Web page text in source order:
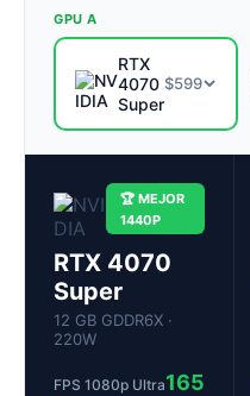
GPU A
RTX
4070
Super
$599
🏆 MEJOR
1440P
RTX 4070
Super
12 GB GDDR6X ·
220W
FPS 1080p Ultra165